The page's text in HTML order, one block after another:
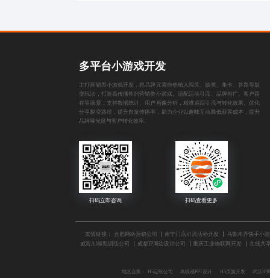
多平台小游戏开发
主打营销型小游戏开发，将品牌元素自然植入闯关、抽奖、集卡、答题等裂
变玩法，打造高传播性的营销类小游戏。适配活动引流、品牌推广、客户留
存等场景，支持数据统计、用户画像分析，精准追踪引流与转化效果。优化
分享裂变路径，提升自发传播率，助力企业以趣味互动降低获客成本，提升
品牌曝光度与客户转化效率。
友情链接： 合肥网络营销公司 南宁门店引流活动开发
乌鲁木齐快手小
威海AI模型训练公司
成都IP周边设计公司 重庆工业物联网开发 在线共
地区合集： H5定制公司 高级感PPT设计 H5页面开发 武汉IP